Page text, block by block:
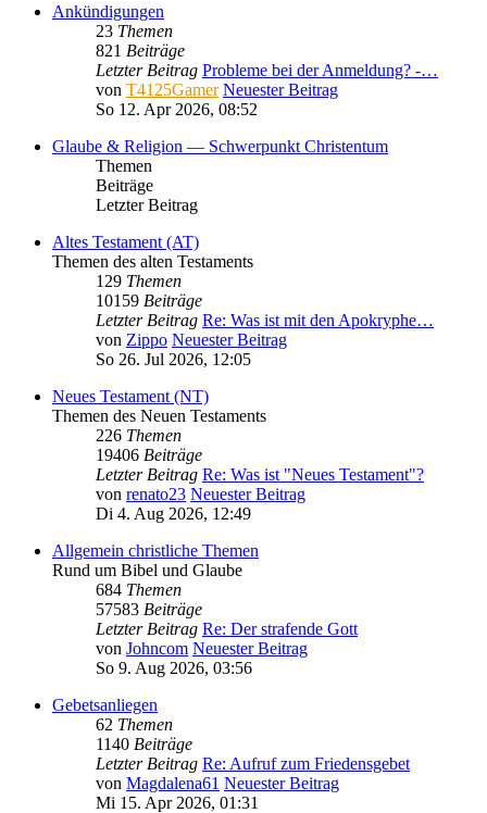
Ankündigungen
23 Themen
821 Beiträge
Letzter Beitrag Probleme bei der Anmeldung? -…
von T4125Gamer Neuester Beitrag
So 12. Apr 2026, 08:52
Glaube & Religion — Schwerpunkt Christentum
Themen
Beiträge
Letzter Beitrag
Altes Testament (AT)
Themen des alten Testaments
129 Themen
10159 Beiträge
Letzter Beitrag Re: Was ist mit den Apokryphe…
von Zippo Neuester Beitrag
So 26. Jul 2026, 12:05
Neues Testament (NT)
Themen des Neuen Testaments
226 Themen
19406 Beiträge
Letzter Beitrag Re: Was ist "Neues Testament"?
von renato23 Neuester Beitrag
Di 4. Aug 2026, 12:49
Allgemein christliche Themen
Rund um Bibel und Glaube
684 Themen
57583 Beiträge
Letzter Beitrag Re: Der strafende Gott
von Johncom Neuester Beitrag
So 9. Aug 2026, 03:56
Gebetsanliegen
62 Themen
1140 Beiträge
Letzter Beitrag Re: Aufruf zum Friedensgebet
von Magdalena61 Neuester Beitrag
Mi 15. Apr 2026, 01:31